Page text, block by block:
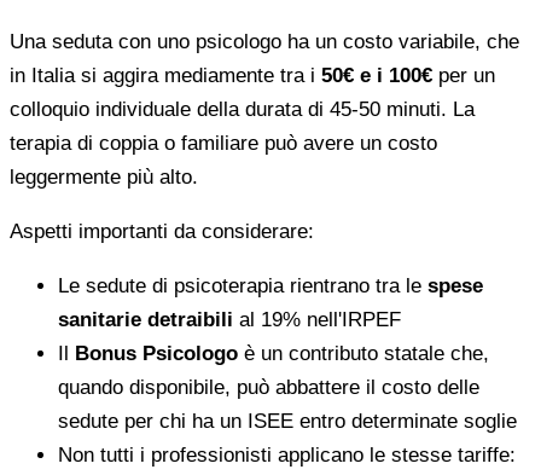
Una seduta con uno psicologo ha un costo variabile, che
in Italia si aggira mediamente tra i 50€ e i 100€ per un
colloquio individuale della durata di 45-50 minuti. La
terapia di coppia o familiare può avere un costo
leggermente più alto.
Aspetti importanti da considerare:
Le sedute di psicoterapia rientrano tra le spese
sanitarie detraibili al 19% nell'IRPEF
Il Bonus Psicologo è un contributo statale che,
quando disponibile, può abbattere il costo delle
sedute per chi ha un ISEE entro determinate soglie
Non tutti i professionisti applicano le stesse tariffe: